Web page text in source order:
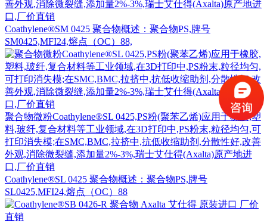
善外观,消除微裂缝,添加量2%-3%,瑞士艾仕得(Axalta)原产地进
口,厂价直销
Coathylene®SM 0425 聚合物概述：聚合物PS,牌号
SM0425,MFI24,熔点（OC）88,
聚合物微粉Coathylene®SL 0425,PS粉(聚苯乙烯)应用于橡胶,塑
料,玻纤,复合材料等工业领域,在3D打印中,PS粉末,粒径均匀,可
打印消失模;在SMC,BMC,拉挤中,抗低收缩助剂,分散性好,改善
外观,消除微裂缝,添加量2%-3%,瑞士艾仕得(Axalta)原产地进
口,厂价直销
Coathylene®SL 0425 聚合物概述：聚合物PS,牌号
SL0425,MFI24,熔点（OC）88